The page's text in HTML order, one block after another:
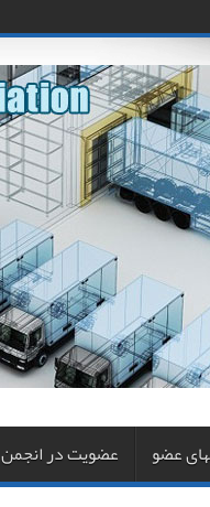
عضو عضویت در انجمن